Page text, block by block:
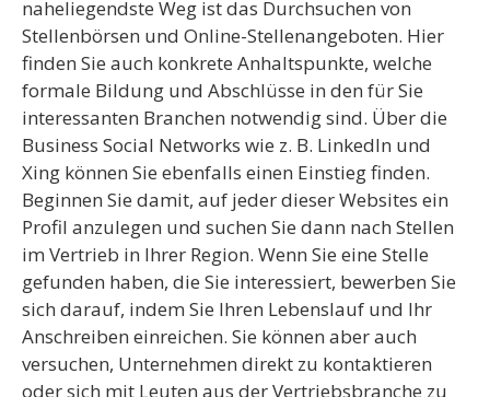
naheliegendste Weg ist das Durchsuchen von
Stellenbörsen und Online-Stellenangeboten. Hier
finden Sie auch konkrete Anhaltspunkte, welche
formale Bildung und Abschlüsse in den für Sie
interessanten Branchen notwendig sind. Über die
Business Social Networks wie z. B. LinkedIn und
Xing können Sie ebenfalls einen Einstieg finden.
Beginnen Sie damit, auf jeder dieser Websites ein
Profil anzulegen und suchen Sie dann nach Stellen
im Vertrieb in Ihrer Region. Wenn Sie eine Stelle
gefunden haben, die Sie interessiert, bewerben Sie
sich darauf, indem Sie Ihren Lebenslauf und Ihr
Anschreiben einreichen. Sie können aber auch
versuchen, Unternehmen direkt zu kontaktieren
oder sich mit Leuten aus der Vertriebsbranche zu